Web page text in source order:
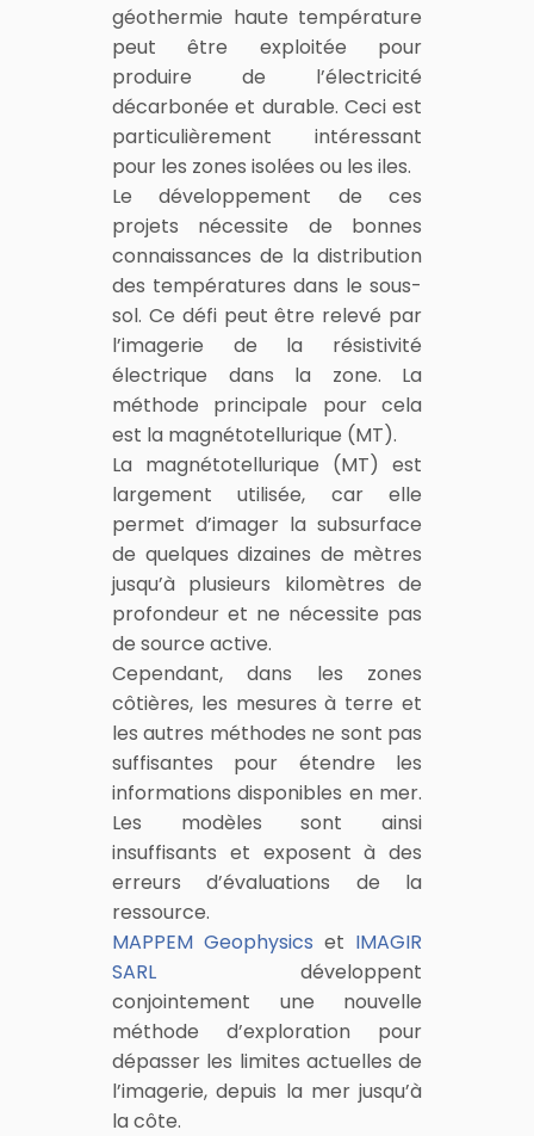
géothermie haute température
peut être exploitée pour
produire de l’électricité
décarbonée et durable. Ceci est
particulièrement intéressant
pour les zones isolées ou les iles.
Le développement de ces
projets nécessite de bonnes
connaissances de la distribution
des températures dans le sous-
sol. Ce défi peut être relevé par
l’imagerie de la résistivité
électrique dans la zone. La
méthode principale pour cela
est la magnétotellurique (MT).
La magnétotellurique (MT) est
largement utilisée, car elle
permet d’imager la subsurface
de quelques dizaines de mètres
jusqu’à plusieurs kilomètres de
profondeur et ne nécessite pas
de source active.
Cependant, dans les zones
côtières, les mesures à terre et
les autres méthodes ne sont pas
suffisantes pour étendre les
informations disponibles en mer.
Les modèles sont ainsi
insuffisants et exposent à des
erreurs d’évaluations de la
ressource.
MAPPEM Geophysics et IMAGIR
SARL développent
conjointement une nouvelle
méthode d’exploration pour
dépasser les limites actuelles de
l’imagerie, depuis la mer jusqu’à
la côte.